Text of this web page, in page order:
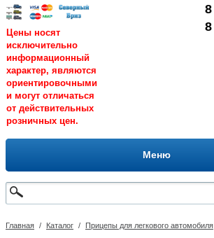
Цены носят
исключительно
информационный
характер, являются
ориентировочными
и могут отличаться
от действительных
розничных цен.
8
8
Меню
Главная / Каталог / Прицепы для легкового автомобиля